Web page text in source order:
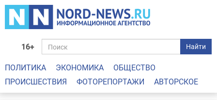
16+ Найти
ПОЛИТИКА ЭКОНОМИКА
ОБЩЕСТВО
ПРОИСШЕСТВИЯ
ФОТОРЕПОРТАЖИ АВТОРСКОЕ